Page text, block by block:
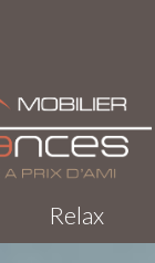
Relax